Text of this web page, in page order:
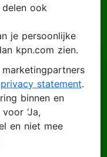
ook
je persoonlijke
kpn.com zien.
privacy statement.
binnen en
‘Ja,
en niet mee